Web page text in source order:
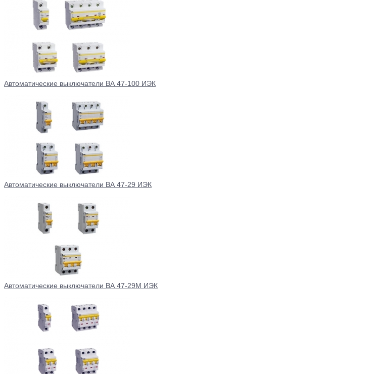
Автоматические выключатели ВА 47-100 ИЭК
Автоматические выключатели ВА 47-29 ИЭК
Автоматические выключатели ВА 47-29М ИЭК